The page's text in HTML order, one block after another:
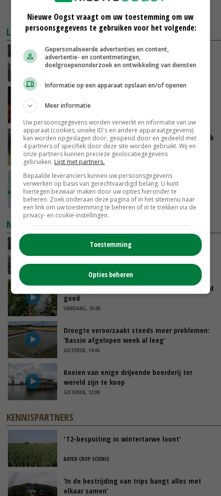
MEER MARKTPRIJZEN
LAATSTE NIEUWS
Oekraïne-vlogger Kees Huizinga: ‘Bezoek van
de ambassade mag zelf groente plukken’
mee willen denken
Droogte zet Britse melkveehouderij onder druk
VANDAAG, 11:04
‘Ga uit van eigen kracht en versterk elkaar’
VANDAAG, 11:01
NIEUWSTE VIDEO'S
Oekraïne-vlogger Kees Huizinga: ‘Bezoek van
de ambassade mag zelf groente plukken’
VANDAAG, 12:00
Limburgse mais van Frijns doet het verrassend
goed
VANDAAG, 10:00
Droogte veroorzaakt steeds meer problemen:
‘Bassin afgelopen week al leeg’
GISTEREN, 14:06
Koeien van enige drijvende boerderij ter
wereld zijn te koop
GISTEREN, 12:00
KENNISPARTNERS
'T2-bespuiting in wintertarwe loont'
BAYER CROP SCIENCE
‘In de bestrijding van trips hangt alles met
elkaar samen’
Nieuwe Oogst vraagt om uw toestemming om uw
persoonsgegevens te gebruiken voor het volgende:
Gepersonaliseerde advertenties en content,
advertentie- en contentmetingen,
doelgroepenonderzoek en ontwikkeling van diensten
Informatie op een apparaat opslaan en/of openen
Meer informatie
Uw persoonsgegevens worden verwerkt en informatie van uw
apparaat (cookies, unieke ID's en andere apparaatgegevens)
kan worden opgeslagen door, geopend door en gedeeld met
4 partners of specifiek door deze site worden gebruikt. Wij en
onze partners kunnen precieze geolocatiegegevens
gebruiken. Lijst met partners.
Bepaalde leveranciers kunnen uw persoonsgegevens
verwerken op basis van gerechtvaardigd belang. U kunt
hiertegen bezwaar maken door uw opties hieronder te
beheren. Zoek onderaan deze pagina of in het sitemenu naar
een link om uw toestemming te beheren of in te trekken via de
privacy- en cookie-instellingen.
Toestemming
Opties beheren